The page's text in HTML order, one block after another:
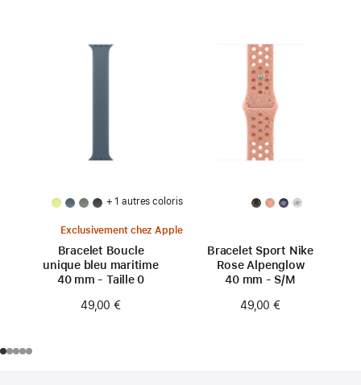
+ 1 autres coloris
Exclusivement chez Apple
Bracelet Boucle
unique bleu maritime
40 mm - Taille 0
49,00 €
Bracelet Sport Nike
Rose Alpenglow
40 mm - S/M
49,00 €